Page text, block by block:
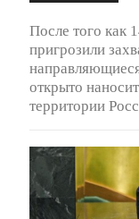
После того как
пригрозили
открыто
территории